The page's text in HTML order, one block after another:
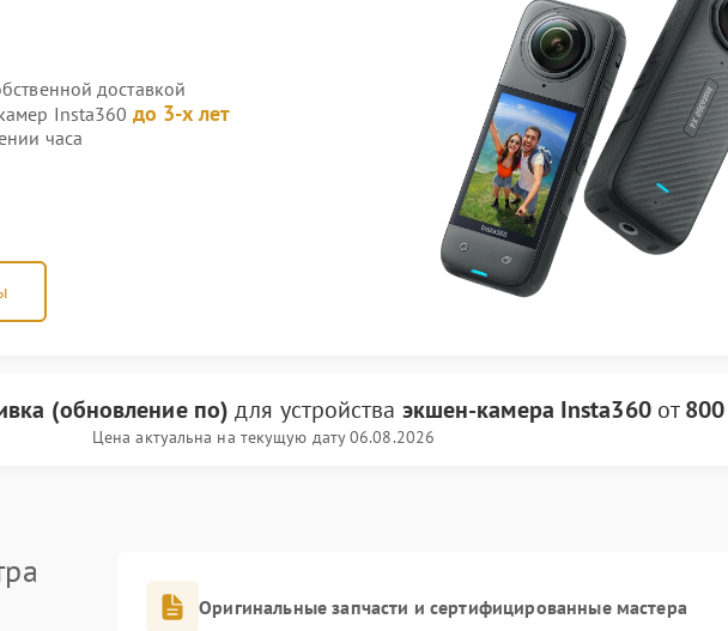
доставкой
Insta360 до 3-х лет
часа
(обновление по) для устройства экшен-камера Insta360от
Цена актуальна на текущую дату 06.08.2026
Оригинальные запчасти и сертифицированные мастера